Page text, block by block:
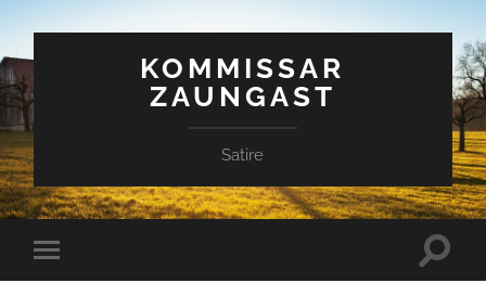
KOMMISSAR
ZAUNGAST
Satire
Mobile-
Menü